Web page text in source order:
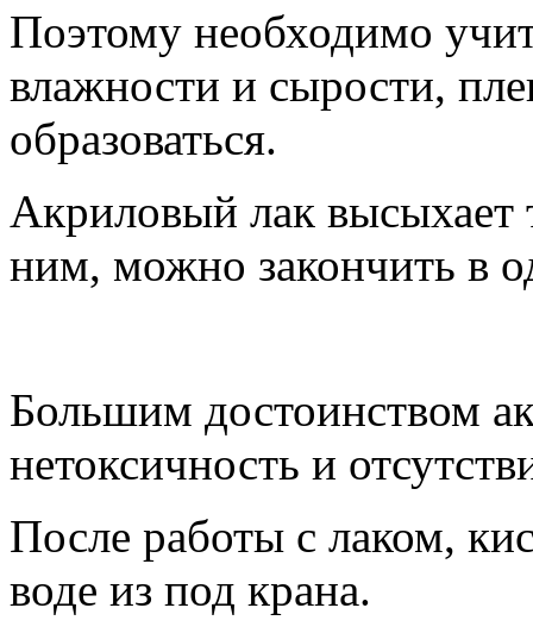
Поэтому необходимо
влажности и сырости,
образоваться.
Акриловый лак высыхает
ним, можно закончить в
Большим достоинством
нетоксичность и
После работы с лаком,
воде из под крана.